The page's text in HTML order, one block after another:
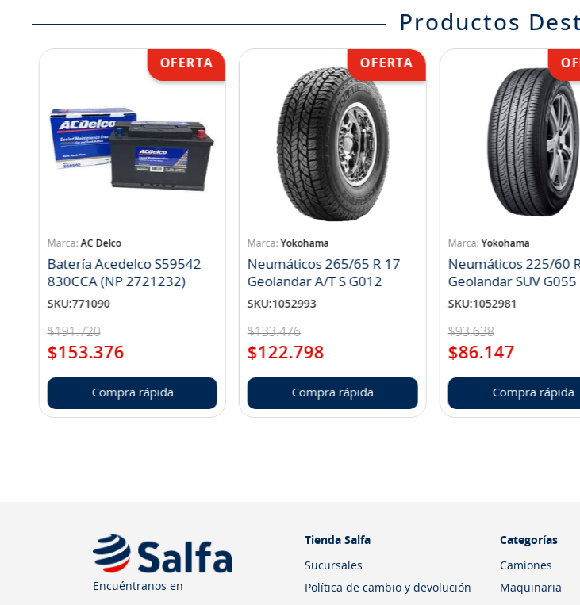
Productos
AC Delco
Batería Acedelco S59542
830CCA (NP 2721232)
SKU:771090
$191.720
$153.376
Compra rápida
Yokohama
Neumáticos 265/65 R 17
Geolandar A/T S G012
SKU:1052993
$133.476
$122.798
Compra rápida
Yokohama
Neumáticos 225/60
Geolandar SUV G055
SKU:1052981
$93.638
$86.147
Compra rápida
Encuéntranos en
Tienda Salfa
Sucursales
Política de cambio y devolución
Categorías
Camiones
Maquinaria